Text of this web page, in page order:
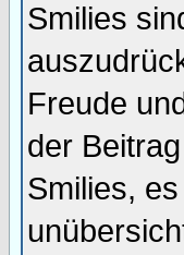
Smilies
Freude
der
Smilies,